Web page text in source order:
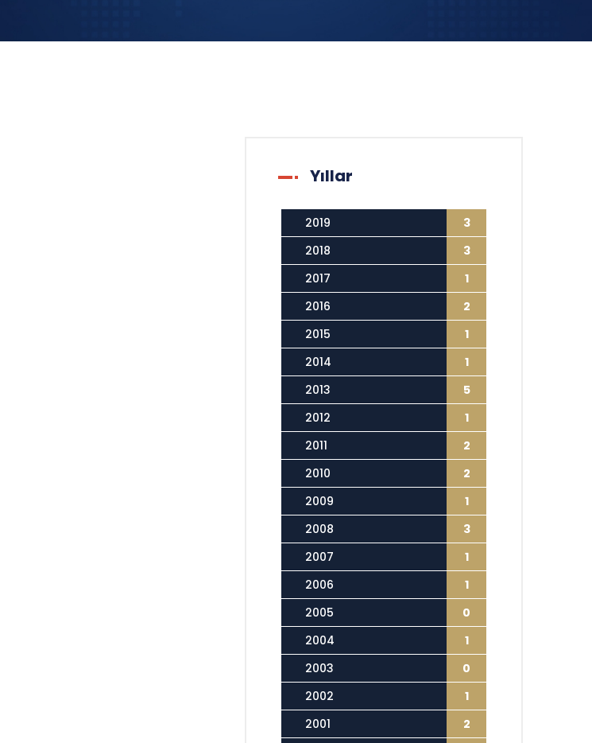
Yıllar
2019
3
2018
3
2017
1
2016
2
2015
1
2014
1
2013
5
2012
1
2011
2
2010
2
2009
1
2008
3
2007
1
2006
1
2005
0
2004
1
2003
0
2002
1
2001
2